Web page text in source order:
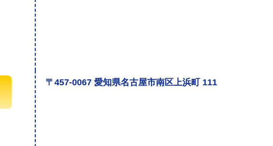
〒457-0067 愛知県名古屋市南区上浜町 111